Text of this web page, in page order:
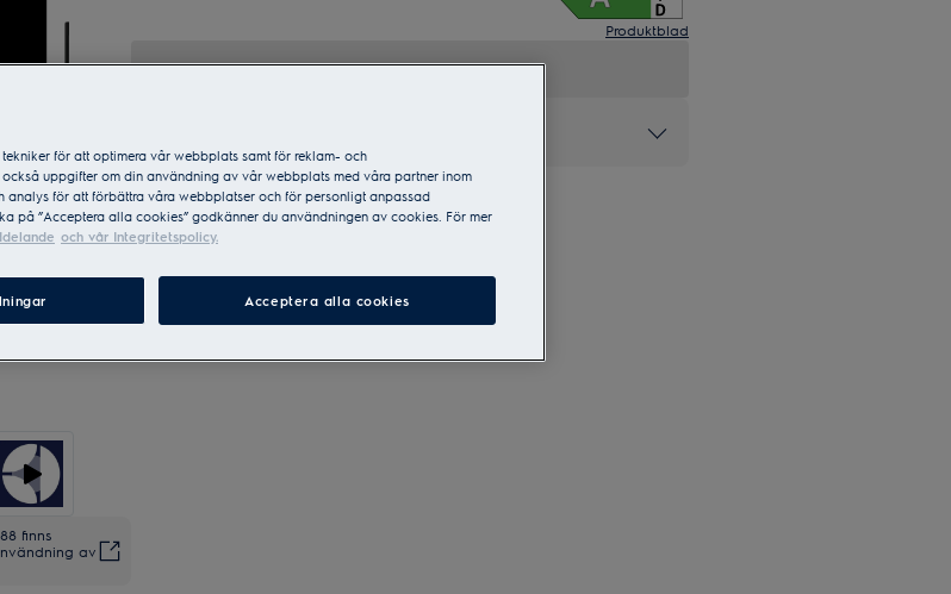
finns
av
Produktblad
för att optimera vår webbplats samt för reklam- och
uppgifter om din användning av vår webbplats med våra partner inom
analys för att förbättra våra webbplatser och för personligt anpassad
på ”Acceptera alla cookies” godkänner du användningen av cookies. För mer
och vår Integritetspolicy.
Acceptera alla cookies